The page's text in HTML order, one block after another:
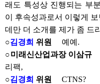
래도 특성상 진행되는 부
이 후속성과로서 이렇게
데만 더 소개를 제가 좀 드
○김경희 위원
예예.
○미래신산업과장 이삼규
리팩,
○김경희 위원
CTNS?